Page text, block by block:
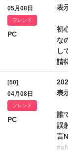
05月08日
フレンド
PC
表
初
な
し
請
[50]
04月08日
フレンド
PC
表
誰
誤
言